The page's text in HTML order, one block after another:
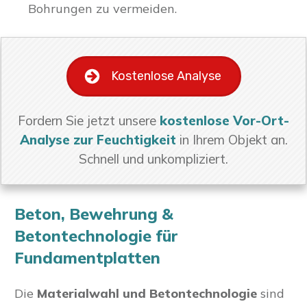
Bohrungen zu vermeiden.
Kostenlose Analyse
Fordern Sie jetzt unsere kostenlose Vor-Ort-
Analyse zur Feuchtigkeit in Ihrem Objekt an.
Schnell und unkompliziert.
Beton, Bewehrung &
Betontechnologie für
Fundamentplatten
Die Materialwahl und Betontechnologie sind